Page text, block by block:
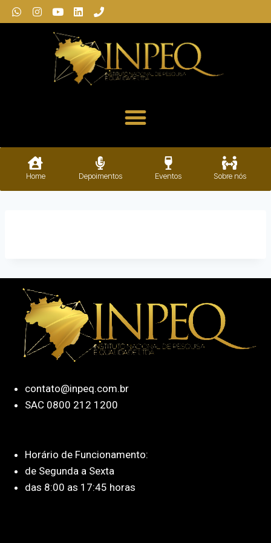
Home Depoimentos Eventos Sobre nós
contato@inpeq.com.br
SAC 0800 212 1200
Horário de Funcionamento:
de Segunda a Sexta
das 8:00 as 17:45 horas